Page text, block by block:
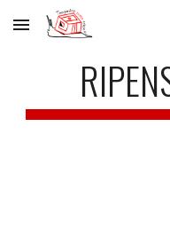
Skip to main content